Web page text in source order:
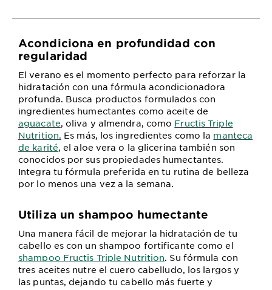
Acondiciona en profundidad con
regularidad
El verano es el momento perfecto para reforzar la
hidratación con una fórmula acondicionadora
profunda. Busca productos formulados con
ingredientes humectantes como aceite de
aguacate, oliva y almendra, como Fructis Triple
Nutrition. Es más, los ingredientes como la manteca
de karité, el aloe vera o la glicerina también son
conocidos por sus propiedades humectantes.
Integra tu fórmula preferida en tu rutina de belleza
por lo menos una vez a la semana.
Utiliza un shampoo humectante
Una manera fácil de mejorar la hidratación de tu
cabello es con un shampoo fortificante como el
shampoo Fructis Triple Nutrition. Su fórmula con
tres aceites nutre el cuero cabelludo, los largos y
las puntas, dejando tu cabello más fuerte y